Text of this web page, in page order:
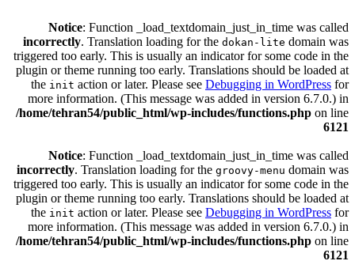
Notice: Function _load_textdomain_just_in_time was called
incorrectly. Translation loading for the dokan-lite domain was
triggered too early. This is usually an indicator for some code in the
plugin or theme running too early. Translations should be loaded at
the init action or later. Please see Debugging in WordPress for
more information. (This message was added in version 6.7.0.) in
/home/tehran54/public_html/wp-includes/functions.php on line
6121
Notice: Function _load_textdomain_just_in_time was called
incorrectly. Translation loading for the groovy-menu domain was
triggered too early. This is usually an indicator for some code in the
plugin or theme running too early. Translations should be loaded at
the init action or later. Please see Debugging in WordPress for
more information. (This message was added in version 6.7.0.) in
/home/tehran54/public_html/wp-includes/functions.php on line
6121